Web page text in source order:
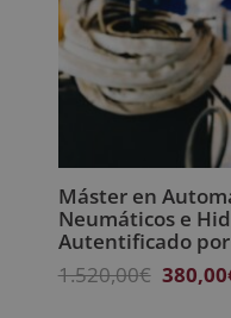
Máster en
Neumáticos e
Autentificado
1.520,00€ El
380,00